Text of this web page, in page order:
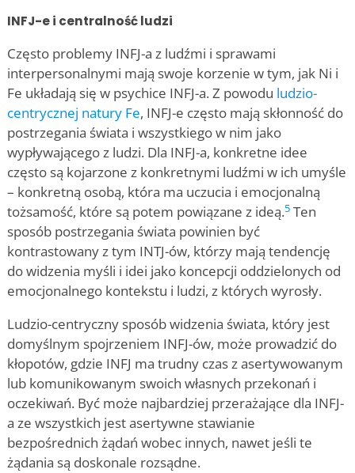
INFJ-e i centralność ludzi
Często problemy INFJ-a z ludźmi i sprawami
interpersonalnymi mają swoje korzenie w tym, jak Ni i
Fe układają się w psychice INFJ-a. Z powodu ludzio-
centrycznej natury Fe, INFJ-e często mają skłonność do
postrzegania świata i wszystkiego w nim jako
wypływającego z ludzi. Dla INFJ-a, konkretne idee
często są kojarzone z konkretnymi ludźmi w ich umyśle
– konkretną osobą, która ma uczucia i emocjonalną
tożsamość, które są potem powiązane z ideą.5 Ten
sposób postrzegania świata powinien być
kontrastowany z tym INTJ-ów, którzy mają tendencję
do widzenia myśli i idei jako koncepcji oddzielonych od
emocjonalnego kontekstu i ludzi, z których wyrosły.
Ludzio-centryczny sposób widzenia świata, który jest
domyślnym spojrzeniem INFJ-ów, może prowadzić do
kłopotów, gdzie INFJ ma trudny czas z asertywowanym
lub komunikowanym swoich własnych przekonań i
oczekiwań. Być może najbardziej przerażające dla INFJ-
a ze wszystkich jest asertywne stawianie
bezpośrednich żądań wobec innych, nawet jeśli te
żądania są doskonale rozsądne.